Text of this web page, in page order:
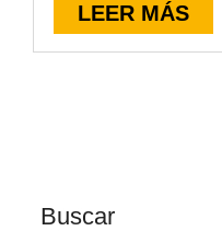
LEER MÁS
Buscar